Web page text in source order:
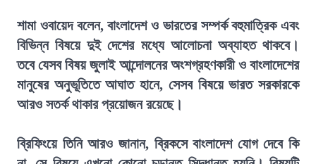
শামা ওবায়েদ বলেন, বাংলাদেশ ও ভারতের সম্পর্ক বহুমাত্রিক এবং
বিভিন্ন বিষয়ে দুই দেশের মধ্যে আলোচনা অব্যাহত থাকবে।
তবে যেসব বিষয় জুলাই আন্দোলনের অংশগ্রহণকারী ও বাংলাদেশের
মানুষের অনুভূতিতে আঘাত হানে, সেসব বিষয়ে ভারত সরকারকে
আরও সতর্ক থাকার প্রয়োজন রয়েছে।
ব্রিফিংয়ে তিনি আরও জানান, ব্রিকসে বাংলাদেশ যোগ দেবে কি